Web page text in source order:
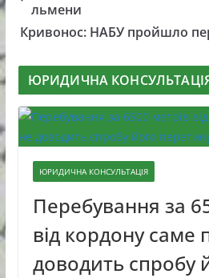
льмени
Кривонос: НАБУ пройшло
ЮРИДИЧНА
ЮРИДИЧНА КОНСУЛЬТАЦІЯ
Перебування за
від кордону саме
доводить спробу